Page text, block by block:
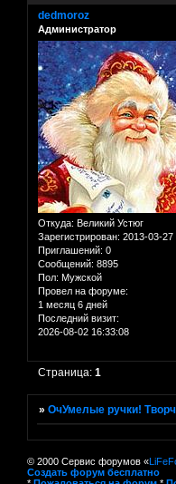
dedmoroz
Администратор
Откуда: Великий Устюг
Зарегистрирован: 2013-03-27
Приглашений: 0
Сообщений: 8895
Пол: Мужской
Провел на форуме:
1 месяц 6 дней
Последний визит:
2026-08-02 16:33:08
Страница:1
»ОчУмелые ручки!
© 2000 Сервис форумов «
Создать форум бесплатно